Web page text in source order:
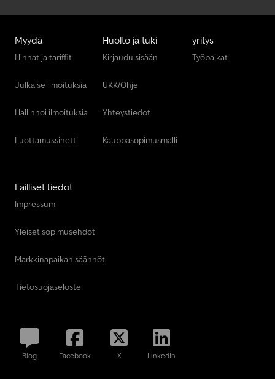
Myydä
Hinnat ja tariffit
Julkaise ilmoituksia
Hallinnoi ilmoituksia
Luottamussinetti
Huolto ja tuki
Kirjaudu sisään
UKK/Ohje
Yhteystiedot
Kauppasopimusmalli
yritys
Työpaikat
Lailliset tiedot
Impressum
Yleiset sopimusehdot
Markkinapaikan säännöt
Tietosuojaseloste
Blog Facebook X LinkedIn